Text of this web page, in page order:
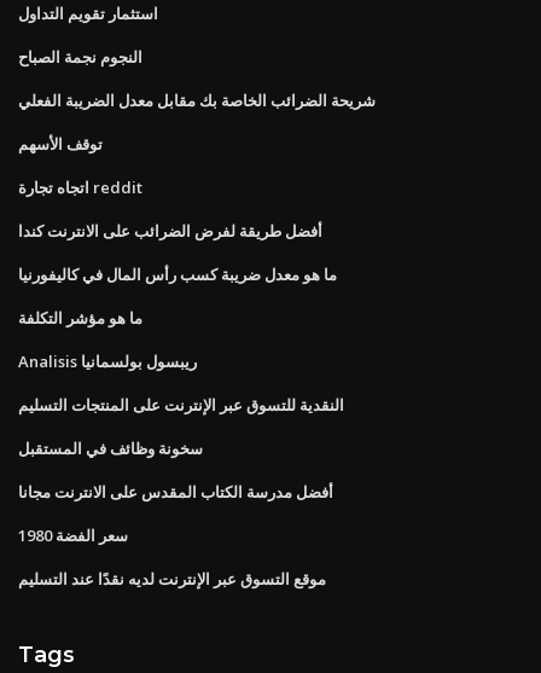
استثمار تقويم التداول
النجوم نجمة الصباح
شريحة الضرائب الخاصة بك مقابل معدل الضريبة الفعلي
توقف الأسهم
اتجاه تجارة reddit
أفضل طريقة لفرض الضرائب على الانترنت كندا
ما هو معدل ضريبة كسب رأس المال في كاليفورنيا
ما هو مؤشر التكلفة
Analisis ريبسول بولسمانيا
النقدية للتسوق عبر الإنترنت على المنتجات التسليم
سخونة وظائف في المستقبل
أفضل مدرسة الكتاب المقدس على الانترنت مجانا
1980 سعر الفضة
موقع التسوق عبر الإنترنت لديه نقدًا عند التسليم
Tags